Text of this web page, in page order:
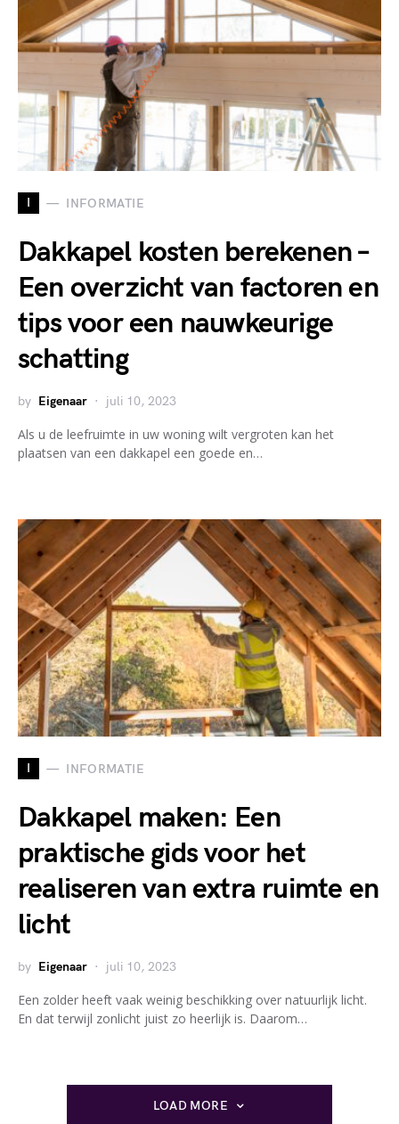
I INFORMATIE
Dakkapel kosten berekenen –
Een overzicht van factoren en
tips voor een nauwkeurige
schatting
by Eigenaar juli 10, 2023
Als u de leefruimte in uw woning wilt vergroten kan het
plaatsen van een dakkapel een goede en…
I INFORMATIE
Dakkapel maken: Een
praktische gids voor het
realiseren van extra ruimte en
licht
by Eigenaar juli 10, 2023
Een zolder heeft vaak weinig beschikking over natuurlijk licht.
En dat terwijl zonlicht juist zo heerlijk is. Daarom…
LOAD MORE